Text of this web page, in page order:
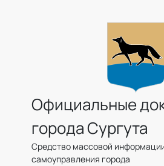
Официальные
города Сургута
Средство массовой
самоуправления города